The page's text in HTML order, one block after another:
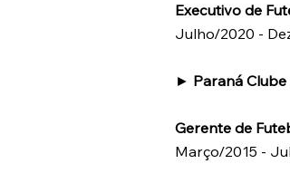
Executivo de
Julho/2020 -
► Paraná Clube
Gerente de
Março/2015 -